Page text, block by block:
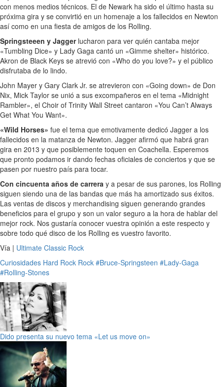
con menos medios técnicos. El de Newark ha sido el último hasta su
próxima gira y se convirtió en un homenaje a los fallecidos en Newton
así como en una fiesta de amigos de los Rolling.
Springsteeen y Jaggerlucharon para ver quién cantaba mejor
«Tumbling Dice» y Lady Gaga cantó un «Gimme shelter» histórico.
Akron de Black Keys se atrevió con «Who do you love?» y el público
disfrutaba de lo lindo.
John Mayer y Gary Clark Jr. se atrevieron con «Going down» de Don
Nix, Mick Taylor se unió a sus excompañeros en el tema «Midnight
Rambler», el Choir of Trinity Wall Street cantaron «You Can’t Always
Get What You Want».
«Wild Horses» fue el tema que emotivamente dedicó Jagger a los
fallecidos en la matanza de Newton. Jagger afirmó que habrá gran
gira en 2013 y que posiblemente toquen en Coachella. Esperemos
que pronto podamos ir dando fechas oficiales de conciertos y que se
pasen por nuestro país para tocar.
Con cincuenta años de carrera y a pesar de sus parones, los Rolling
siguen siendo una de las bandas que más ha amortizado sus éxitos.
Las ventas de discos y merchandising siguen generando grandes
beneficios para el grupo y son un valor seguro a la hora de hablar del
mejor rock. Nos gustaría conocer vuestra opinión a este respecto y
sobre todo qué disco de los Rolling es vuestro favorito.
Vía | Ultimate Classic Rock
Curiosidades Hard Rock Rock #Bruce-Springsteen #Lady-Gaga
#Rolling-Stones
Dido presenta su nuevo tema «Let us move on»